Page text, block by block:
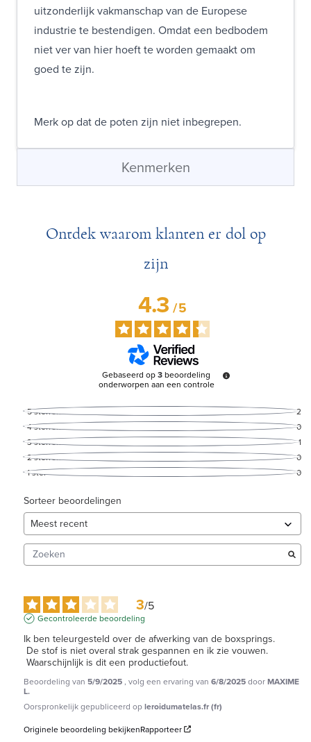
uitzonderlijk vakmanschap van de Europese
industrie te bestendigen. Omdat een bedbodem
niet ver van hier hoeft te worden gemaakt om
goed te zijn.
Merk op dat de poten zijn niet inbegrepen.
Kenmerken
Ontdek waarom klanten er dol op
zijn
4.3/5
Gebaseerd op3beoordeling
onderworpen aan een controle
5sterren
2
4sterren
0
3sterren
1
2sterren
0
1ster 0
Sorteer beoordelingen
3/5
Gecontroleerde beoordeling
Ik ben teleurgesteld over de afwerking van de boxsprings.
Waarschijnlijk is dit een productiefout.
Beoordeling van 5/9/2025, volg een ervaring van 6/8/2025doorMAXIME
L.
Oorspronkelijk gepubliceerd opleroidumatelas.fr (fr)
Originele beoordeling bekijkenRapporteer